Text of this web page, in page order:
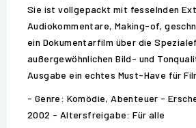
Sie ist vollgepackt mit fesselnden
Audiokommentare, Making-of,
ein Dokumentarfilm über die
außergewöhnlichen Bild- und
Ausgabe ein echtes Must-Have für
- Genre: Komödie, Abenteuer -
2002 - Altersfreigabe: Für alle